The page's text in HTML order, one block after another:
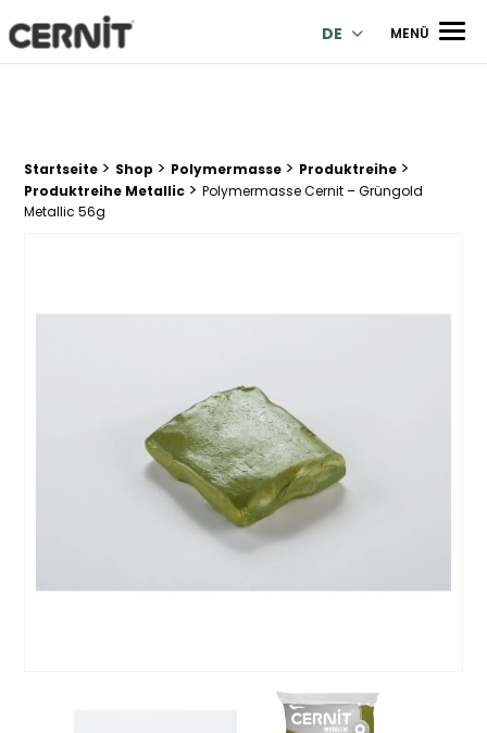
Cernit Une qualité haut de gamme pour des créations
DE MENÜ
Breadcrumb Trail:
Startseite > Shop > Polymermasse > Produktreihe >
Produktreihe Metallic > Polymermasse Cernit – Grüngold
Metallic 56g